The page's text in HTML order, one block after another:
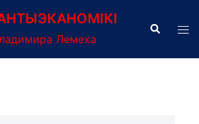
Лемеха
Поиск